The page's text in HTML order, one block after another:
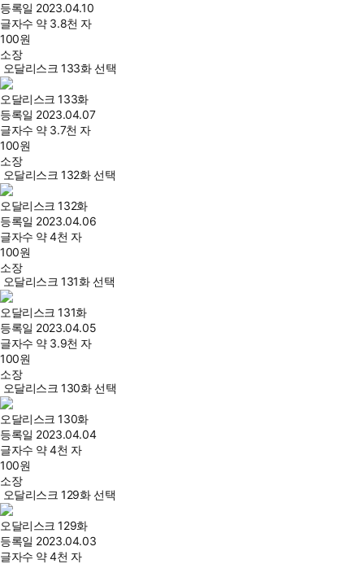
등록일 2023.04.10
글자수 약 3.8천 자
100원
소장
오달리스크 133화 선택
오달리스크 133화
등록일 2023.04.07
글자수 약 3.7천 자
100원
소장
오달리스크 132화 선택
오달리스크 132화
등록일 2023.04.06
글자수 약 4천 자
100원
소장
오달리스크 131화 선택
오달리스크 131화
등록일 2023.04.05
글자수 약 3.9천 자
100원
소장
오달리스크 130화 선택
오달리스크 130화
등록일 2023.04.04
글자수 약 4천 자
100원
소장
오달리스크 129화 선택
오달리스크 129화
등록일 2023.04.03
글자수 약 4천 자